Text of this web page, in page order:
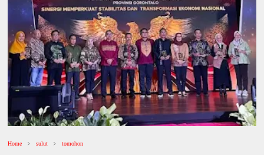
Home sulut tomohon